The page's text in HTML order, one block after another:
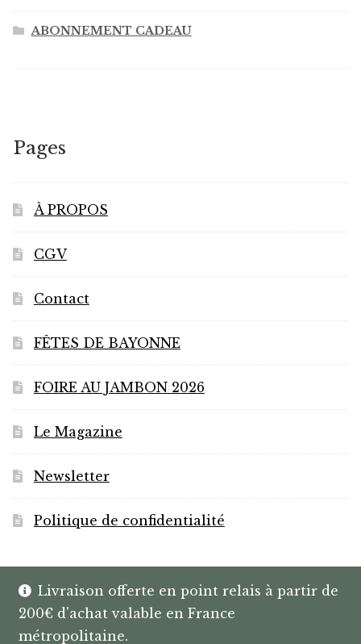
Livraison offerte en point relais à partir de
200€ d'achat valable en France
métropolitaine.
ABONNEMENT CADEAU
Pages
À PROPOS
CGV
Contact
FÊTES DE BAYONNE
FOIRE AU JAMBON 2026
Le Magazine
Newsletter
Politique de confidentialité
© HANNIBAL | CAVISTE À BAYONNE |